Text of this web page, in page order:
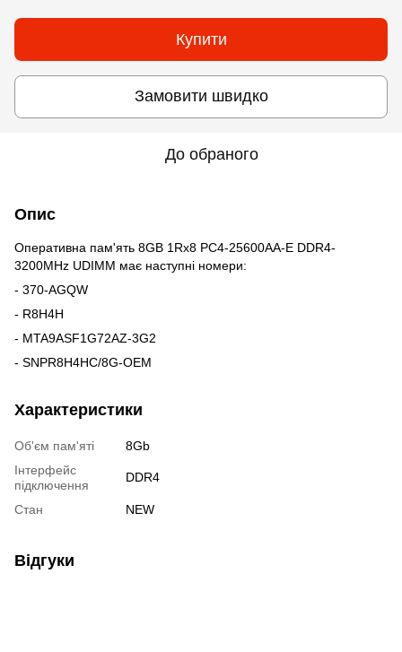
Купити
Замовити швидко
До обраного
Опис
Оперативна пам'ять 8GB 1Rx8 PC4-25600AA-E DDR4-
3200MHz UDIMM має наступні номери:
- 370-AGQW
- R8H4H
- MTA9ASF1G72AZ-3G2
- SNPR8H4HC/8G-OEM
Характеристики
Об'єм пам'яті
8Gb
Інтерфейс
підключення
DDR4
Стан NEW
Відгуки